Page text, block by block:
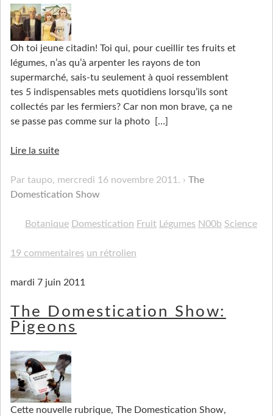
Oh toi jeune citadin! Toi qui, pour cueillir tes fruits et
légumes, n’as qu’à arpenter les rayons de ton
supermarché, sais-tu seulement à quoi ressemblent
tes 5 indispensables mets quotidiens lorsqu’ils sont
collectés par les fermiers? Car non mon brave, ça ne
se passe pas comme sur la photo
[…]
Lire la suite
Par taupo, mercredi 16 novembre 2011.
The
Domestication Show
Botanique Domestication Fruit Légumes N00b Science
19 commentaires un rétrolien
mardi 7 juin 2011
The Domestication Show:
Pigeons
Cette nouvelle rubrique, The Domestication Show,